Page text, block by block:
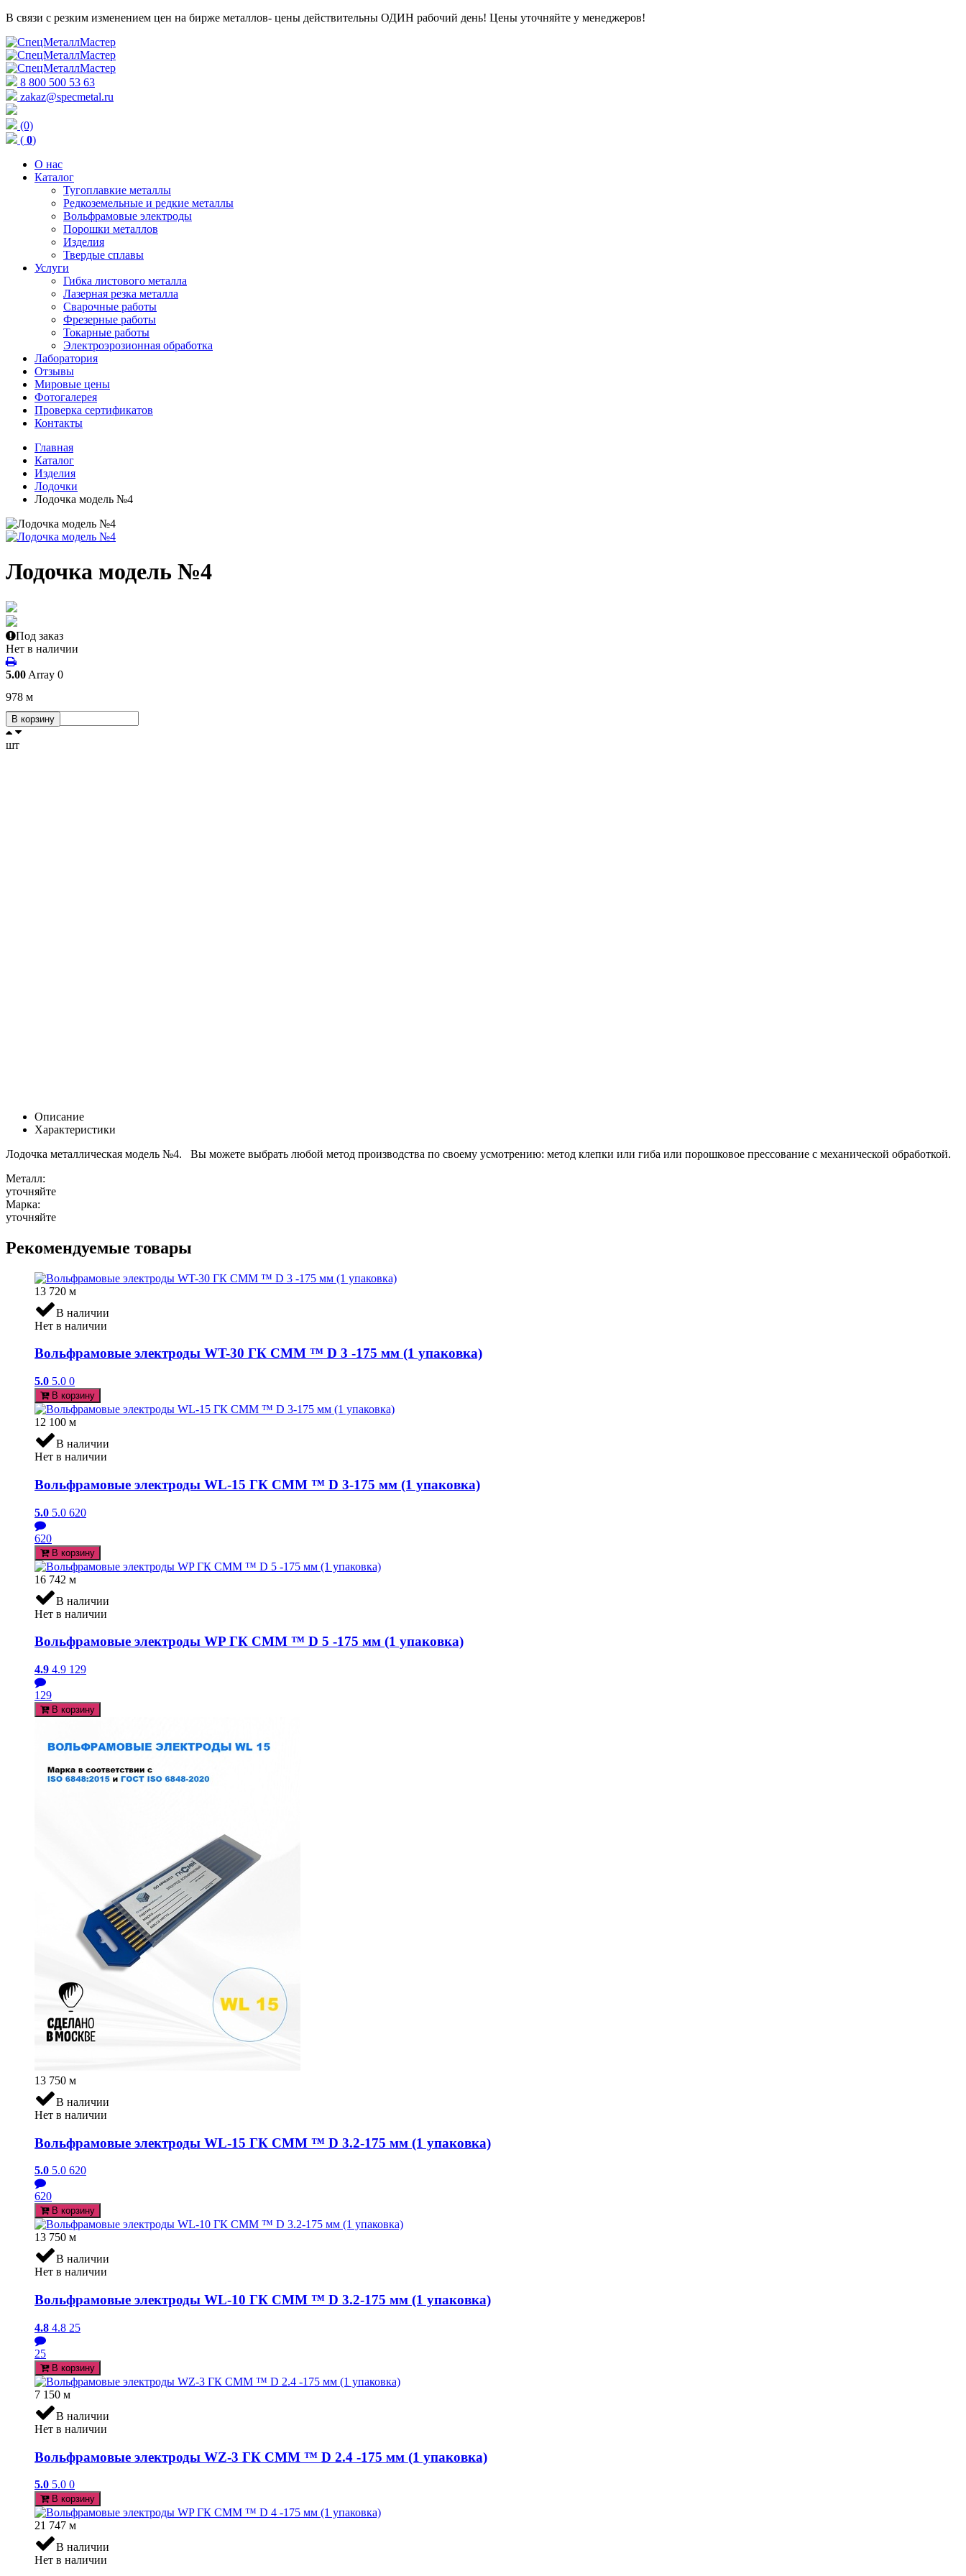
В связи с резким изменением цен на бирже металлов- цены действительны ОДИН рабочий день! Цены уточняйте у менеджеров!
8 800 500 53 63
zakaz@specmetal.ru
(0)
( 0)
О нас
Каталог
Тугоплавкие металлы
Редкоземельные и редкие металлы
Вольфрамовые электроды
Порошки металлов
Изделия
Твердые сплавы
Услуги
Гибка листового металла
Лазерная резка металла
Сварочные работы
Фрезерные работы
Токарные работы
Электроэрозионная обработка
Лаборатория
Отзывы
Мировые цены
Фотогалерея
Проверка сертификатов
Контакты
Главная
Каталог
Изделия
Лодочки
Лодочка модель №4
Лодочка модель №4
Под заказ
Нет в наличии
5.00 Array 0
978 м
шт
В корзину
Описание
Характеристики
Лодочка металлическая модель №4. Вы можете выбрать любой метод производства по своему усмотрению: метод клепки или гиба или порошковое прессование с механической обработкой.
Металл:
уточняйте
Марка:
уточняйте
Рекомендуемые товары
13 720 м
В наличии
Нет в наличии
Вольфрамовые электроды WT-30 ГК СММ ™ D 3 -175 мм (1 упаковка)
5.0 5.0 0
В корзину
12 100 м
В наличии
Нет в наличии
Вольфрамовые электроды WL-15 ГК СММ ™ D 3-175 мм (1 упаковка)
5.0 5.0 620
620
В корзину
16 742 м
В наличии
Нет в наличии
Вольфрамовые электроды WP ГК СММ ™ D 5 -175 мм (1 упаковка)
4.9 4.9 129
129
В корзину
13 750 м
В наличии
Нет в наличии
Вольфрамовые электроды WL-15 ГК СММ ™ D 3.2-175 мм (1 упаковка)
5.0 5.0 620
620
В корзину
13 750 м
В наличии
Нет в наличии
Вольфрамовые электроды WL-10 ГК СММ ™ D 3.2-175 мм (1 упаковка)
4.8 4.8 25
25
В корзину
7 150 м
В наличии
Нет в наличии
Вольфрамовые электроды WZ-3 ГК СММ ™ D 2.4 -175 мм (1 упаковка)
5.0 5.0 0
В корзину
21 747 м
В наличии
Нет в наличии